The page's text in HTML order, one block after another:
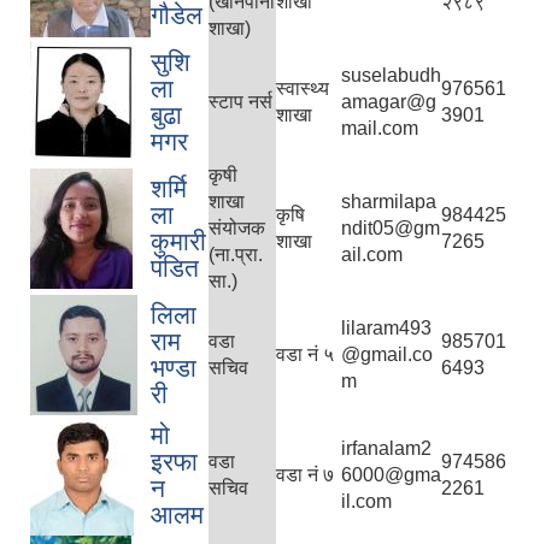
गौडेल शाखा)
सुशि
ला
बुढा
मगर
स्टाप नर्स
स्वास्थ्य
शाखा
suselabudh
amagar@g
mail.com
976561
3901
शर्मि
ला
कुमारी
पंडित
कृषी
शाखा
संयोजक
(ना.प्रा.
सा.)
कृषि
शाखा
sharmilapa
ndit05@gm
ail.com
984425
7265
लिला
राम
भण्डा
री
वडा
सचिव
वडा नं ५
lilaram493
@gmail.co
m
985701
6493
मो
इरफा
न
आलम
वडा
सचिव
वडा नं ७
irfanalam2
6000@gma
il.com
974586
2261